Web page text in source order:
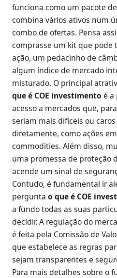
funciona como um pacote
combina vários ativos num
combo de ofertas. Pensa
comprasse um kit que pode
ação, um pedacinho de
algum índice de mercado
misturado. O principal
que é COE investimento é a
acesso a mercados que,
seriam mais difíceis ou
diretamente, como ações
commodities. Além disso,
uma promessa de proteção
acende um sinal de
Contudo, é fundamental ir
pergunta o que é COE
a fundo todas as suas
decidir. A regulação do
é feita pela Comissão de
que estabelece as regras
sejam transparentes e
Para mais detalhes sobre o